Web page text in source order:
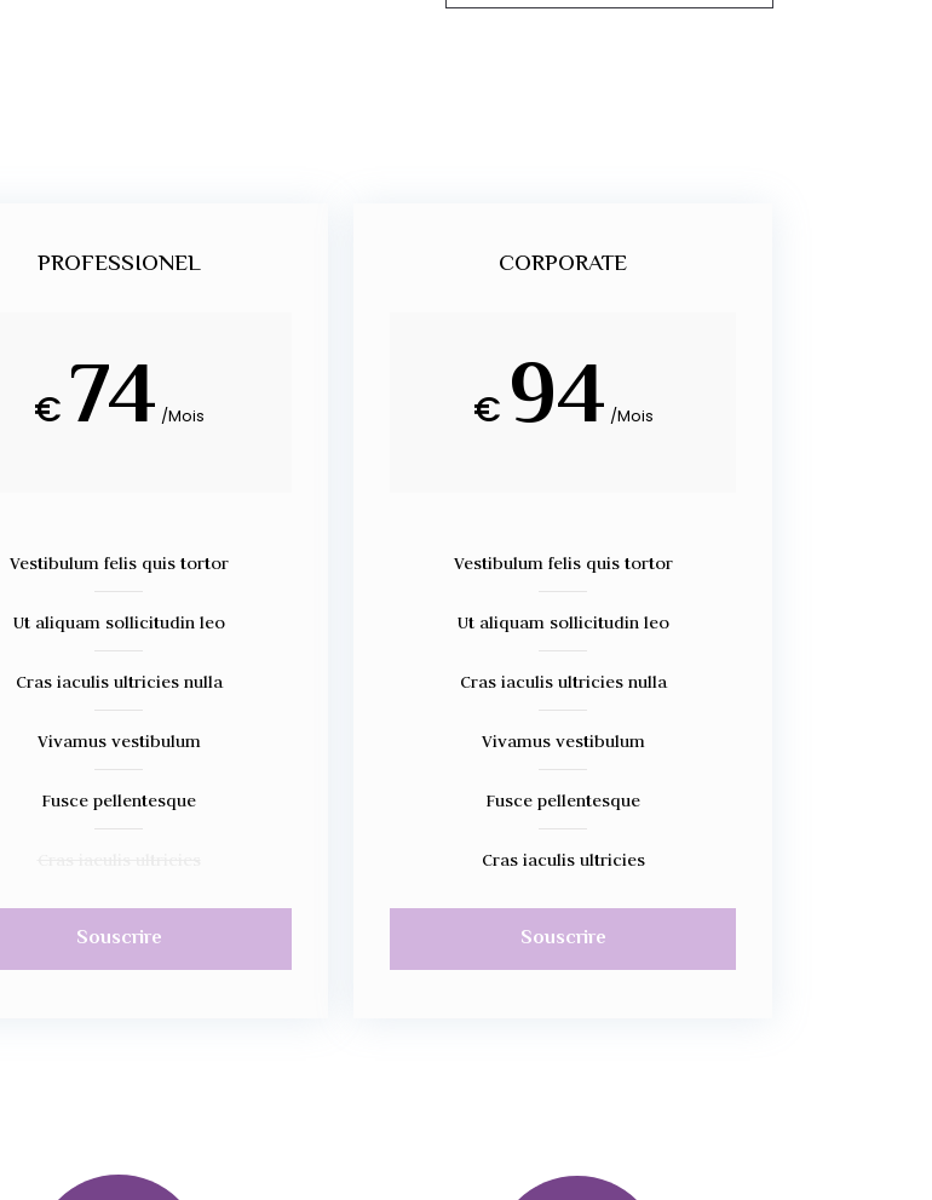
PROFESSIONEL
€ 74 /Mois
Vestibulum felis quis tortor
Ut aliquam sollicitudin leo
Cras iaculis ultricies nulla
Vivamus vestibulum
Fusce pellentesque
Souscrire
CORPORATE
€ 94 /Mois
Vestibulum felis quis tortor
Ut aliquam sollicitudin leo
Cras iaculis ultricies nulla
Vivamus vestibulum
Fusce pellentesque
Cras iaculis ultricies
Souscrire